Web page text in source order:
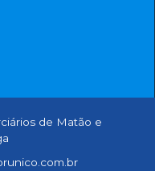
de Matão e